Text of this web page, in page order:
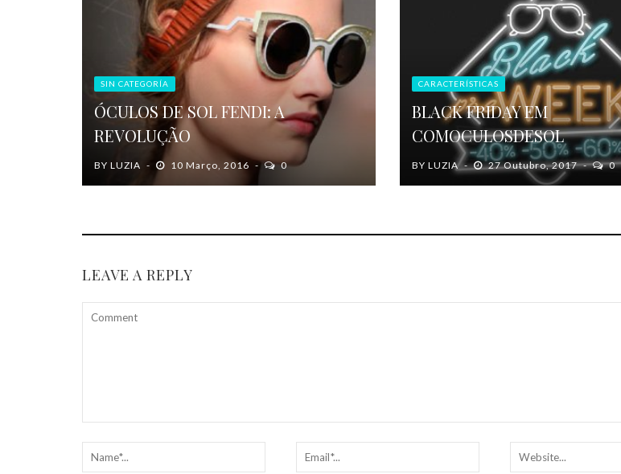
SIN CATEGORÍA
ÓCULOS DE SOL FENDI: A
REVOLUÇÃO
BY LUZIA 10 Março, 2016 0
CARACTERÍSTICAS
BLACK FRIDAY EM
COMOCULOSDESOL
BYLUZIA 27 Outubro, 2017 0
LEAVE A REPLY